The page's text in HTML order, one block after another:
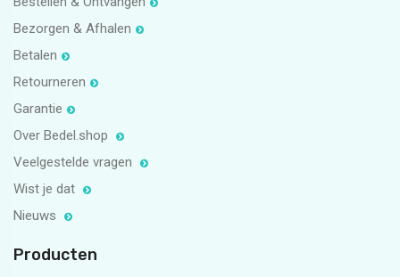
Bezorgen & Afhalen
Betalen
Retourneren
Garantie
Over Bedel.shop
Veelgestelde vragen
Wist je dat
Nieuws
Producten